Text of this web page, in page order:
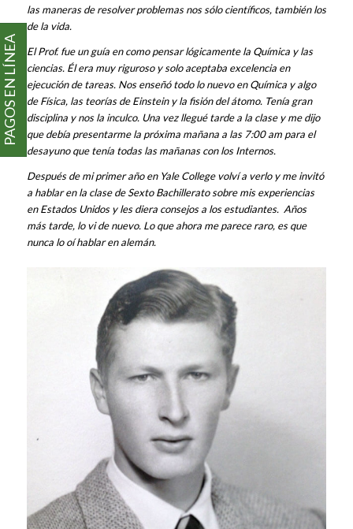
las maneras de resolver problemas nos sólo científicos, también los
de la vida.
El Prof. fue un guía en como pensar lógicamente la Química y las
ciencias. Él era muy riguroso y solo aceptaba excelencia en
ejecución de tareas. Nos enseñó todo lo nuevo en Química y algo
de Física, las teorías de Einstein y la fisión del átomo. Tenía gran
disciplina y nos la inculco. Una vez llegué tarde a la clase y me dijo
que debía presentarme la próxima mañana a las 7:00 am para el
desayuno que tenía todas las mañanas con los Internos.
Después de mi primer año en Yale College volví a verlo y me invitó
a hablar en la clase de Sexto Bachillerato sobre mis experiencias
en Estados Unidos y les diera consejos a los estudiantes. Años
más tarde, lo vi de nuevo. Lo que ahora me parece raro, es que
nunca lo oí hablar en alemán.
PAGOS EN LÍNEA